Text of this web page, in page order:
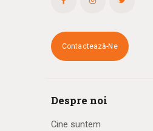
Contactează-Ne
Despre noi
Cine suntem